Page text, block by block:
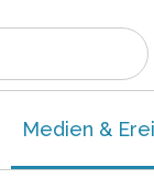
Medien &